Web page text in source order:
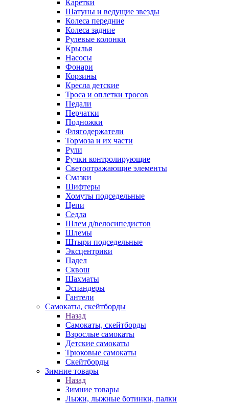
Каретки
Шатуны и ведущие звезды
Колеса передние
Колеса задние
Рулевые колонки
Крылья
Насосы
Фонари
Корзины
Кресла детские
Троса и оплетки тросов
Педали
Перчатки
Подножки
Флягодержатели
Тормоза и их части
Рули
Ручки контролирующие
Светоотражающие элементы
Смазки
Шифтеры
Хомуты подседельные
Цепи
Седла
Шлем д/велосипедистов
Шлемы
Штыри подседельные
Эксцентрики
Падел
Сквош
Шахматы
Эспандеры
Гантели
Самокаты, скейтборды
Назад
Самокаты, скейтборды
Взрослые самокаты
Детские самокаты
Трюковые самокаты
Скейтборды
Зимние товары
Назад
Зимние товары
Лыжи, лыжные ботинки, палки